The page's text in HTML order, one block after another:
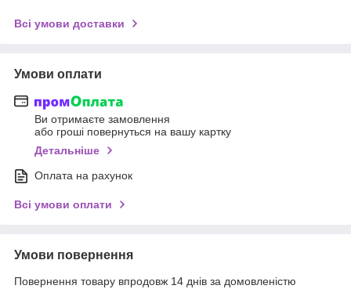
Всі умови доставки
Умови оплати
Ви отримаєте замовлення
або гроші повернуться на вашу картку
Детальніше
Оплата на рахунок
Всі умови оплати
Умови повернення
Повернення товару впродовж 14 днів за домовленістю